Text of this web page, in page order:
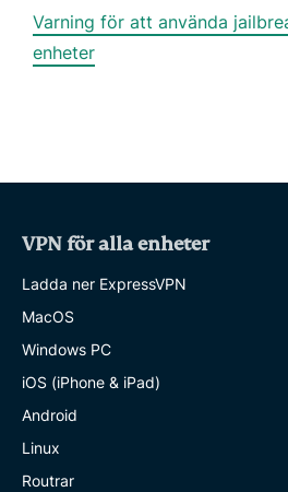
Varning för att använda
enheter
VPN för alla enheter
Ladda ner ExpressVPN
MacOS
Windows PC
iOS (iPhone & iPad)
Android
Linux
Routrar